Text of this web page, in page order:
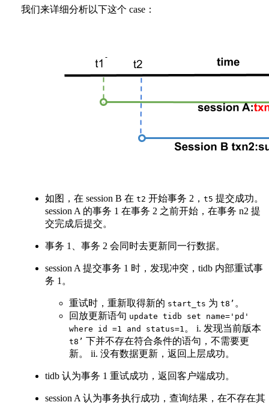
我们来详细分析以下这个 case：
如图，在 session B 在 t2 开始事务 2， t5 提交成功。
session A 的事务 1 在事务 2 之前开始，在事务 n2 提
交完成后提交。
事务 1、事务 2 会同时去更新同一行数据。
session A 提交事务 1 时，发现冲突，tidb 内部重试事
务 1。
重试时，重新取得新的 start_ts 为 t8’ 。
回放更新语句 update tidb set name='pd'
where id =1 and status=1 。 i. 发现当前版本
t8’ 下并不存在符合条件的语句，不需要更
新。 ii. 没有数据更新，返回上层成功。
tidb 认为事务 1 重试成功，返回客户端成功。
session A 认为事务执行成功，查询结果，在不存在其